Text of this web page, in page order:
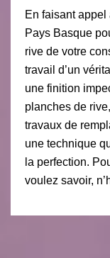
En faisant
Pays Basque
rive de votre
travail d’un
une finition
planches de
travaux de
une technique
la perfection.
voulez savoir,